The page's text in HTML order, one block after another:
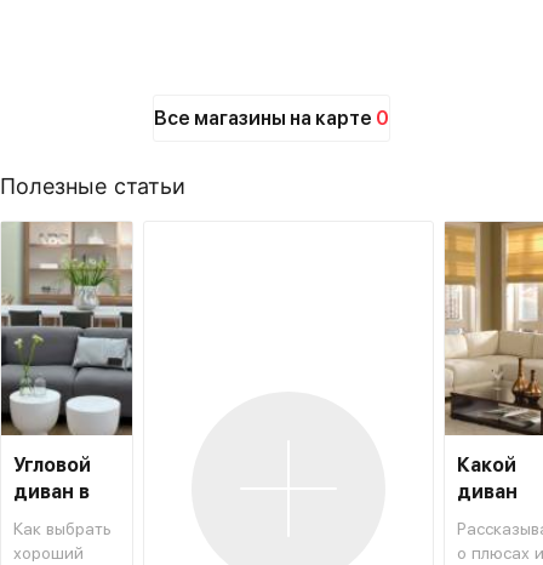
Все магазины на карте 0
Полезные статьи
Угловой
диван в
интерьере
Как выбрать
хороший
Какой
диван
выбрать
о плюсах и